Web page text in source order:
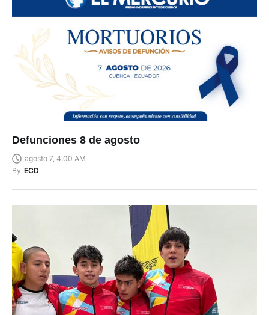
Defunciones 8 de agosto
agosto 7, 4:00 AM
By ECD